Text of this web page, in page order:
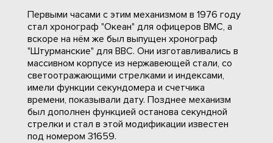
Первыми часами с этим механизмом в 1976 году
стал хронограф "Океан" для офицеров ВМС, а
вскоре на нём же был выпущен хронограф
"Штурманские" для ВВС. Они изготавливались в
массивном корпусе из нержавеющей стали, со
светоотражающими стрелками и индексами,
имели функции секундомера и счетчика
времени, показывали дату. Позднее механизм
был дополнен функцией останова секундной
стрелки и стал в этой модификации известен
под номером 31659.